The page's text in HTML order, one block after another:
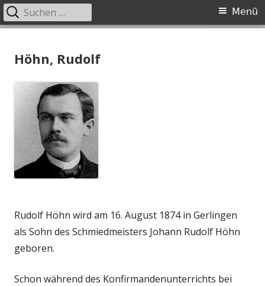
zum
Primäres
Menü
Suchen
nach:
Höhn, Rudolf
Rudolf Höhn wird am 16. August 1874 in Gerlingen
als Sohn des Schmiedmeisters Johann Rudolf Höhn
geboren.
Schon während des Konfirmandenunterrichts bei